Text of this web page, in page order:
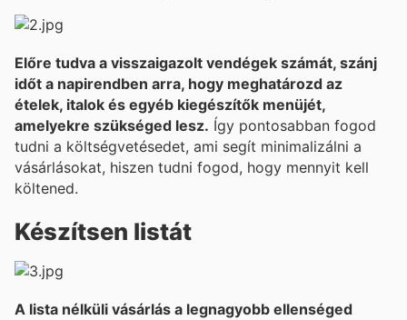
Előre tudva a visszaigazolt vendégek számát, szánj
időt a napirendben arra, hogy meghatározd az
ételek, italok és egyéb kiegészítők menüjét,
amelyekre szükséged lesz. Így pontosabban fogod
tudni a költségvetésedet, ami segít minimalizálni a
vásárlásokat, hiszen tudni fogod, hogy mennyit kell
költened.
Készítsen listát
A lista nélküli vásárlás a legnagyobb ellenséged